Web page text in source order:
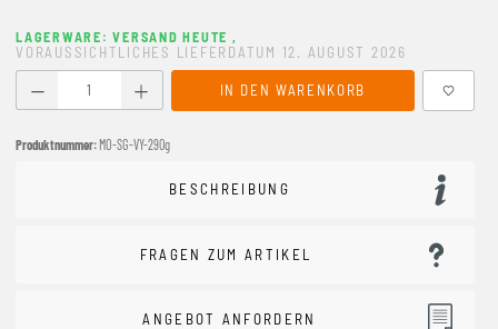
LAGERWARE: VERSAND HEUTE
VORAUSSICHTLICHES LIEFERDATUM 12. AUGUST 2026
Produkt Anzahl: Gib den gewünschten Wert ein oder
IN DEN WARENKORB
Produktnummer: MO-SG-VY-290g
BESCHREIBUNG
FRAGEN ZUM ARTIKEL
ANGEBOT ANFORDERN